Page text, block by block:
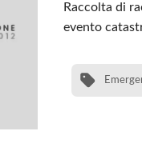
Raccolta di
evento